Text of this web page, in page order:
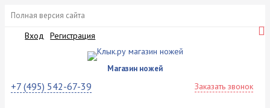
Полная версия сайта
Вход Регистрация
Магазин ножей
+7 (495) 542-67-39 Заказать звонок